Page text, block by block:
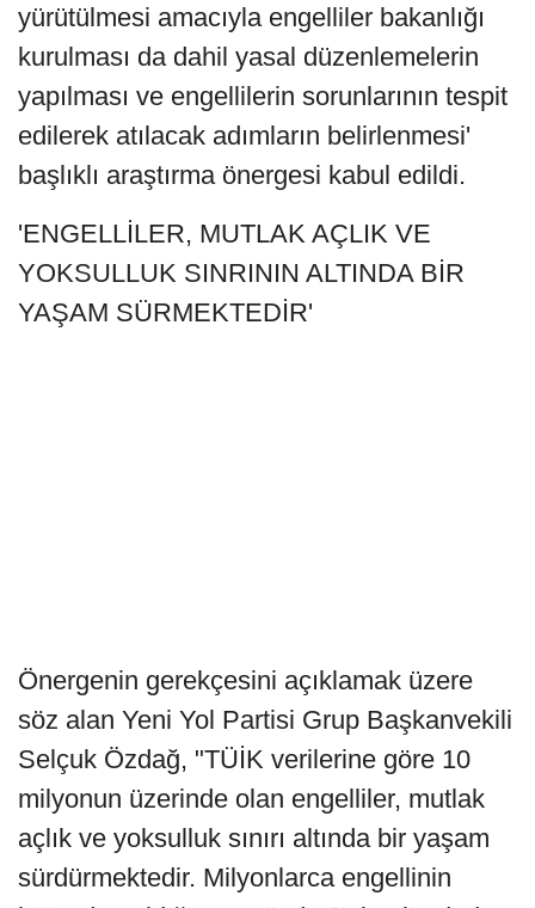
yürütülmesi amacıyla engelliler bakanlığı
kurulması da dahil yasal düzenlemelerin
yapılması ve engellilerin sorunlarının tespit
edilerek atılacak adımların belirlenmesi'
başlıklı araştırma önergesi kabul edildi.
'ENGELLİLER, MUTLAK AÇLIK VE
YOKSULLUK SINRININ ALTINDA BİR
YAŞAM SÜRMEKTEDİR'
Önergenin gerekçesini açıklamak üzere
söz alan Yeni Yol Partisi Grup Başkanvekili
Selçuk Özdağ, "TÜİK verilerine göre 10
milyonun üzerinde olan engelliler, mutlak
açlık ve yoksulluk sınırı altında bir yaşam
sürdürmektedir. Milyonlarca engellinin